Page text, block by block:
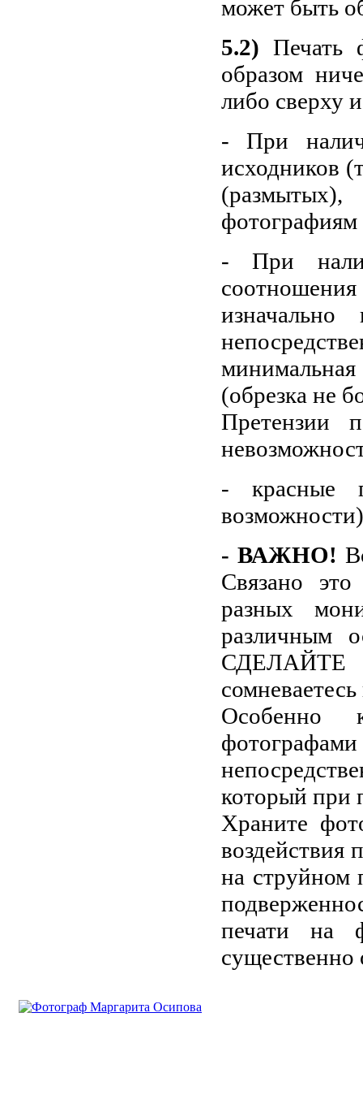
может быть
5.2) Печать
образом
либо сверху
- При
исходников
- При
(обрезка не
Претензии
- красные
возможности)
- ВАЖНО!
Связано
разных
различным
Особенно
который при
Храните
воздействия
на струйном
печати на
существенно